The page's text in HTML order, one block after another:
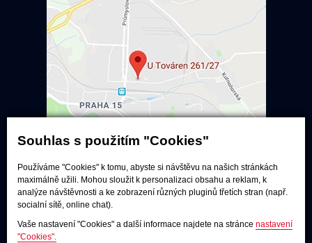
Souhlas s použitím "Cookies"
Používáme "Cookies" k tomu, abyste si návštěvu na našich stránkách
maximálně užili. Mohou sloužit k personalizaci obsahu a reklam, k
analýze návštěvnosti a ke zobrazení různých pluginů třetích stran (např.
socialní sítě, online chat).
Vaše nastavení "Cookies" a další informace najdete na stránce nastavení
"Cookies".
Poslechové studio
Po - pá:
9:00 - 12:00 / 13:00 - 17:00
So: